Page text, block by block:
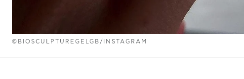
©BIOSCULPTUREGELGB/INSTAGRAM